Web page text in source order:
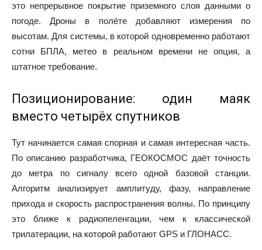
это непрерывное покрытие приземного слоя данными о
погоде. Дроны в полёте добавляют измерения по
высотам. Для системы, в которой одновременно работают
сотни БПЛА, метео в реальном времени не опция, а
штатное требование.
Позиционирование: один маяк
вместо четырёх спутников
Тут начинается самая спорная и самая интересная часть.
По описанию разработчика, ГЕОКОСМОС даёт точность
до метра по сигналу всего одной базовой станции.
Алгоритм анализирует амплитуду, фазу, направление
прихода и скорость распространения волны. По принципу
это ближе к радиопеленгации, чем к классической
трилатерации, на которой работают GPS и ГЛОНАСС.